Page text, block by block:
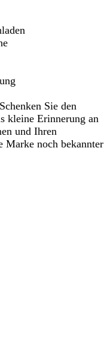
Sie den
kleine Erinnerung an
und Ihren
Marke noch bekannter